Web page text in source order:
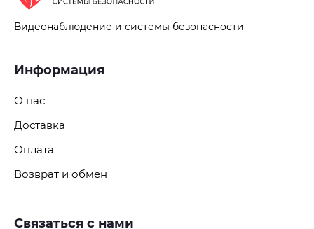
Видеонаблюдение и системы безопасности
Информация
О нас
Доставка
Оплата
Возврат и обмен
Связаться с нами